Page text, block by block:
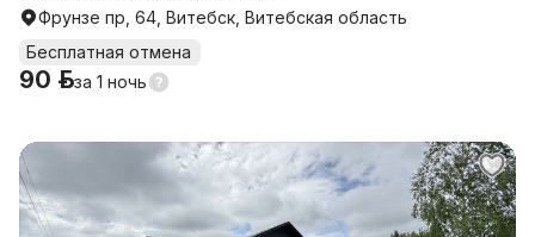
Фрунзе пр, 64, Витебск, Витебская область
Бесплатная отмена
90 р.за 1 ночь